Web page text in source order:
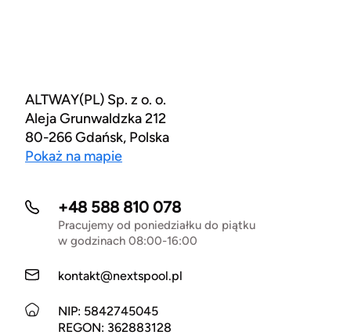
ALTWAY(PL) Sp. z o. o.
Aleja Grunwaldzka 212
80-266 Gdańsk, Polska
Pokaż na mapie
+48 588 810 078
Pracujemy od poniedziałku do piątku
w godzinach 08:00-16:00
kontakt@nextspool.pl
NIP: 5842745045
REGON: 362883128